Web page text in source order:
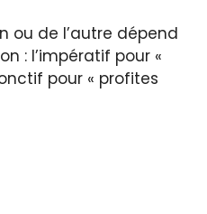
ou de l’autre dépend
: l’impératif pour «
pour « profites